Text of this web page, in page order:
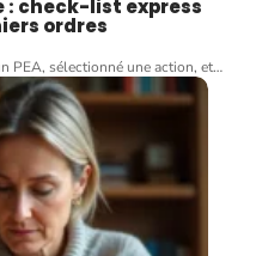
: check-list express
ordres
PEA, sélectionné une action, et…